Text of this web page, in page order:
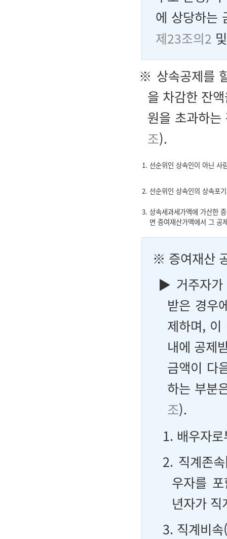
에 상당하는
제23조의2
※ 상속공제를
을 차감한 잔
원을 초과하
조).
1. 선순위인 상속인이 아닌 사
2. 선순위인 상속인의 상속포
3. 상속세과세가액에 가산한
면 증여재산가액에서 그 공
※ 증여재산
▶ 거주자가
받은 경우
제하며,
내에 공제
금액이 다
하는 부분
조).
1. 배우자
2. 직계존
우자를
년자가
3. 직계비